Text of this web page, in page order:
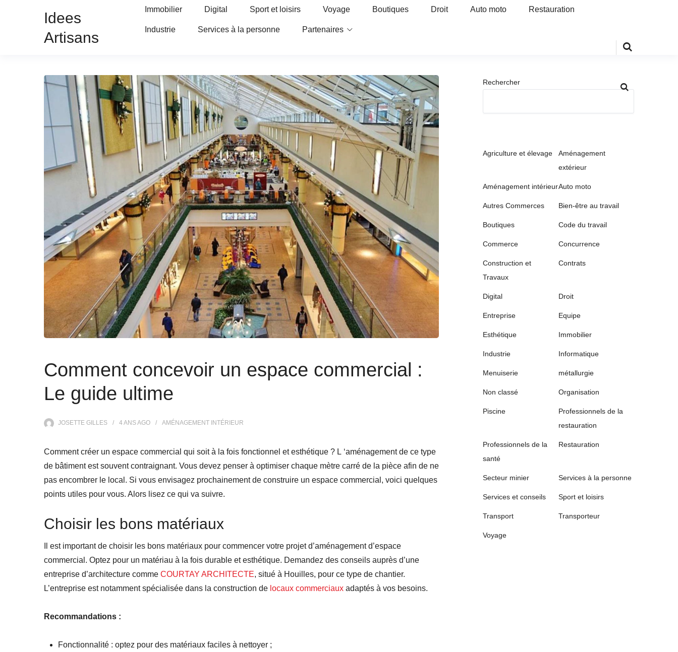
Idees
Artisans
Immobilier Digital Sport et loisirs Voyage Boutiques Droit Auto moto Restauration
Industrie Services à la personne Partenaires
Comment concevoir un espace commercial :
Le guide ultime
JOSETTE GILLES 4 ANSAGO AMÉNAGEMENT INTÉRIEUR
Comment créer un espace commercial qui soit à la fois fonctionnel et esthétique ? L ‘aménagement de ce type
de bâtiment est souvent contraignant. Vous devez penser à optimiser chaque mètre carré de la pièce afin de ne
pas encombrer le local. Si vous envisagez prochainement de construire un espace commercial, voici quelques
points utiles pour vous. Alors lisez ce qui va suivre.
Choisir les bons matériaux
l est important de choisir les bons matériaux pour commencer votre projet d’aménagement d’espace
commercial. Optez pour un matériau à la fois durable et esthétique. Demandez des conseil s auprès d’une
entreprise d’architecture comme COURTAY ARCHITECTE, situé à Houilles, pour ce type de chantier.
L’entreprise est notammentspécialisée dans la construction de locaux commerciaux adaptés à vos besoins.
Recommandations :
Fonctionnalité : optez pour des matériaux faciles à nettoyer ;
Rechercher
Agriculture et élevage
Aménagement
extérieur
Aménagement intérieurAuto moto
Autres Commerces Bien-être au travail
Boutiques Code du travail
Commerce Concurrence
Construction et
Travaux
Contrats
Digital Droit
Entreprise Equipe
Esthétique Immobilier
Industrie Informatique
Menuiserie métallurgie
Non classé Organisation
Piscine
Professionnels de la
restauration
Professionnels de la
santé
Restauration
Secteur minier Services à la personne
Services et conseils Sport et loisirs
Transport Transporteur
Voyage